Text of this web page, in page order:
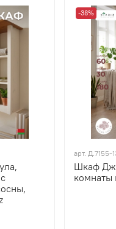
-38%
арт.Д.7155-
Шкаф
комнаты